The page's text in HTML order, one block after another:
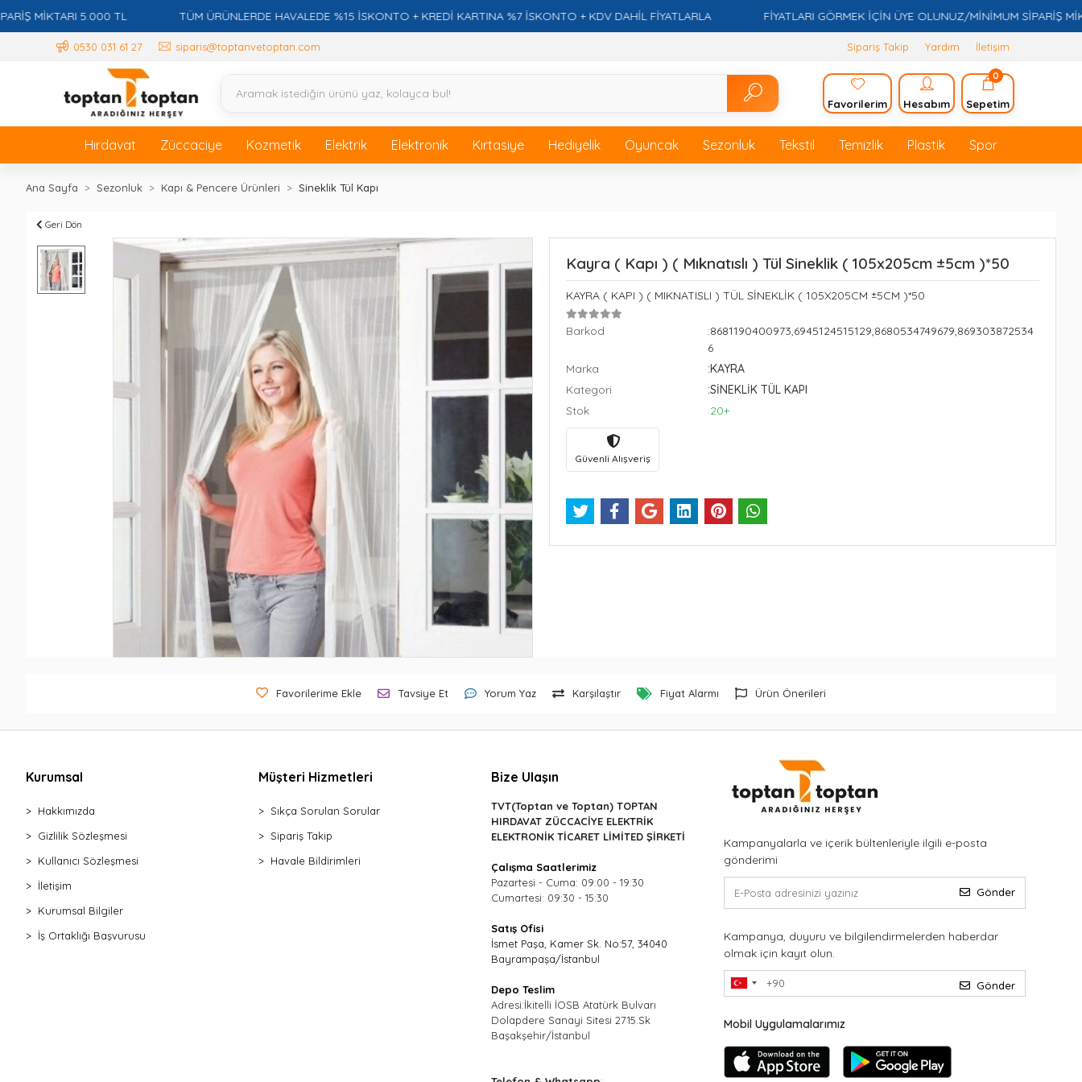
MİKTARI 5.000 TL TÜM ÜRÜNLERDE HAVALEDE %15 İSKONTO + KREDİ KARTINA %7 İSKONTO + KDV DAHİL FİYATLARLA FİYATLARI GÖRMEK İÇİN ÜYE OLUNUZ/MİNİMUM SİPARİŞ
0530 031 61 27 siparis@toptanvetoptan.com Sipariş Takip Yardım İletişim
Favorilerim Hesabım
0
Sepetim
Hırdavat Züccaciye Kozmetik Elektrik Elektronik Kırtasiye Hediyelik Oyuncak Sezonluk Tekstil Temizlik Plastik Spor
Ana Sayfa Sezonluk Kapı & Pencere Ürünleri Sineklik Tül Kapı
Geri Dön
Kayra ( Kapı ) ( Mıknatıslı ) Tül Sineklik ( 105x205cm ±5cm )*50
KAYRA ( KAPI ) ( MIKNATISLI ) TÜL SİNEKLİK ( 105X205CM ±5CM )*50
Barkod
:8681190400973,6945124515129,8680534749679,869303872534
6
Marka
:KAYRA
Kategori
:SİNEKLİK TÜL KAPI
Stok
:20+
Güvenli Alışveriş
Favorilerime Ekle Tavsiye Et Yorum Yaz Karşılaştır Fiyat Alarmı Ürün Önerileri
Kurumsal
Hakkımızda
Gizlilik Sözleşmesi
Kullanıcı Sözleşmesi
İletişim
Kurumsal Bilgiler
İş Ortaklığı Başvurusu
Müşteri Hizmetleri
Sıkça Sorulan Sorular
Sipariş Takip
Havale Bildirimleri
Bize Ulaşın
TVT(Toptan ve Toptan) TOPTAN
HIRDAVAT ZÜCCACİYE ELEKTRİK
ELEKTRONİK TİCARET LİMİTED ŞİRKETİ
Çalışma Saatlerimiz
Pazartesi - Cuma: 09:00 - 19:30
Cumartesi: 09:30 - 15:30
Satış Ofisi
İsmet Paşa, Kamer Sk. No:57, 34040
Bayrampaşa/İstanbul
Depo Teslim
Adresi:İkitelli İOSB Atatürk Bulvarı
Dolapdere Sanayi Sitesi 2715.Sk
Başakşehir/İstanbul
Kampanyalarla ve içerik bültenleriyle ilgili e-posta
gönderimi
Gönder
Kampanya, duyuru ve bilgilendirmelerden haberdar
olmak için kayıt olun.
Gönder
Mobil Uygulamalarımız